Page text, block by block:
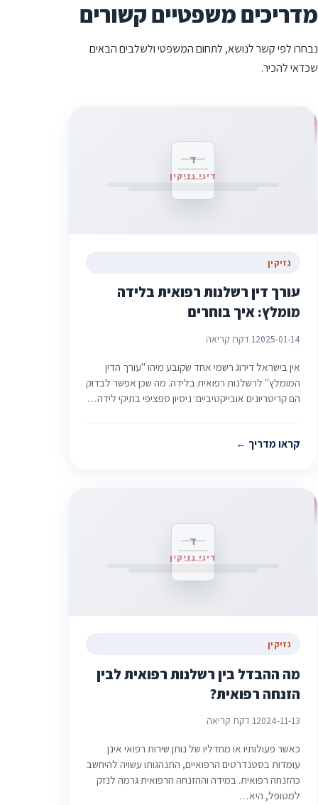
מדריכים משפטיים קשורים
נבחרו לפי קשר לנושא, לתחום המשפטי ולשלבים הבאים
שכדאי להכיר.
ד
דיני נזיקין
נזיקין
עורך דין רשלנות רפואית בלידה
מומלץ: איך בוחרים
2025-01-141 דקת קריאה
אין בישראל דירוג רשמי אחד שקובע מיהו "עורך הדין
המומלץ" לרשלנות רפואית בלידה. מה שכן אפשר לבדוק
הם קריטריונים אובייקטיביים: ניסיון ספציפי בתיקי לידה…
קראו מדריך
ד
דיני נזיקין
נזיקין
מה ההבדל בין רשלנות רפואית לבין
הזנחה רפואית?
2024-11-131 דקת קריאה
כאשר פעולותיו או מחדליו של נותן שירות רפואי אינן
עומדות בסטנדרטים הרפואיים, התנהגותו עשויה להיחשב
כהזנחה רפואית. במידה וההזנחה הרפואית גרמה לנזק
למטופל, היא…